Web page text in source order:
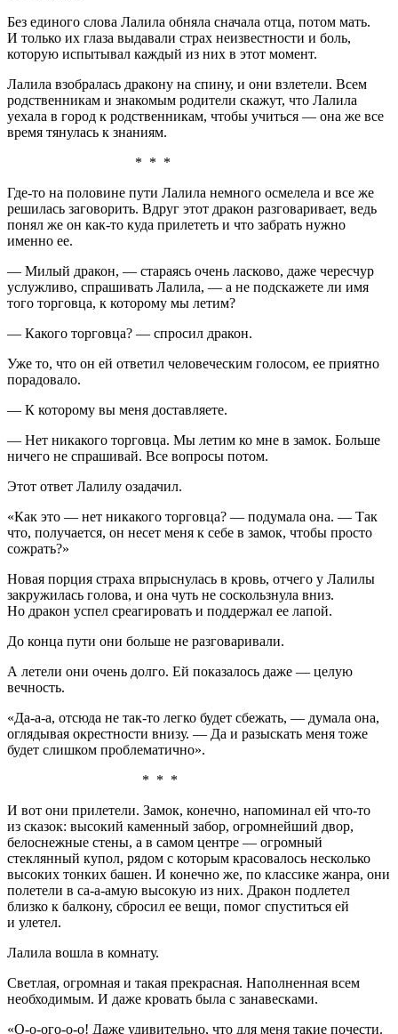
Без единого слова Лалила обняла сначала отца, потом мать.
И только их глаза выдавали страх неизвестности и боль,
которую испытывал каждый из них в этот момент.
Лалила взобралась дракону на спину, и они взлетели. Всем
родственникам и знакомым родители скажут, что Лалила
уехала в город к родственникам, чтобы учиться — она же все
время тянулась к знаниям.
* * *
Где-то на половине пути Лалила немного осмелела и все же
решилась заговорить. Вдруг этот дракон разговаривает, ведь
понял же он как-то куда прилететь и что забрать нужно
именно ее.
— Милый дракон, — стараясь очень ласково, даже чересчур
услужливо, спрашивать Лалила, — а не подскажете ли имя
того торговца, к которому мы летим?
— Какого торговца? — спросил дракон.
Уже то, что он ей ответил человеческим голосом, ее приятно
порадовало.
— К которому вы меня доставляете.
— Нет никакого торговца. Мы летим ко мне в замок. Больше
ничего не спрашивай. Все вопросы потом.
Этот ответ Лалилу озадачил.
«Как это — нет никакого торговца? — подумала она. — Так
что, получается, он несет меня к себе в замок, чтобы просто
сожрать?»
Новая порция страха впрыснулась в кровь, отчего у Лалилы
закружилась голова, и она чуть не соскользнула вниз.
Но дракон успел среагировать и поддержал ее лапой.
До конца пути они больше не разговаривали.
А летели они очень долго. Ей показалось даже — целую
вечность.
«Да-а-а, отсюда не так-то легко будет сбежать, — думала она,
оглядывая окрестности внизу. — Да и разыскать меня тоже
будет слишком проблематично».
* * *
И вот они прилетели. Замок, конечно, напоминал ей что-то
из сказок: высокий каменный забор, огромнейший двор,
белоснежные стены, а в самом центре — огромный
стеклянный купол, рядом с которым красовалось несколько
высоких тонких башен. И конечно же, по классике жанра, они
полетели в са-а-амую высокую из них. Дракон подлетел
близко к балкону, сбросил ее вещи, помог спуститься ей
и улетел.
Лалила вошла в комнату.
Светлая, огромная и такая прекрасная. Наполненная всем
необходимым. И даже кровать была с занавесками.
«О-о-ого-о-о! Даже удивительно, что для меня такие почести.